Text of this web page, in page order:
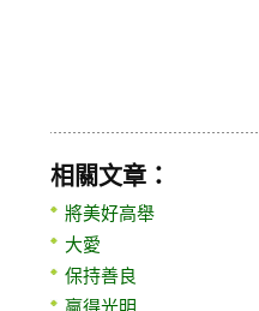
相關文章：
將美好高舉
大愛
保持善良
贏得光明